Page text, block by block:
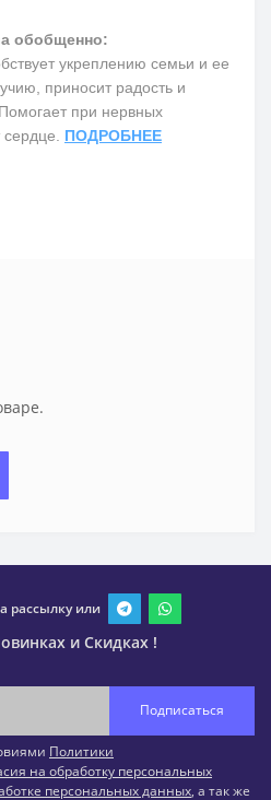
обобщенно:
укреплению семьи и ее
приносит радость и
при нервных
ПОДРОБНЕЕ
рассылку или
и Скидках !
Подписаться
Политики
на обработку персональных
персональных данных, а так же